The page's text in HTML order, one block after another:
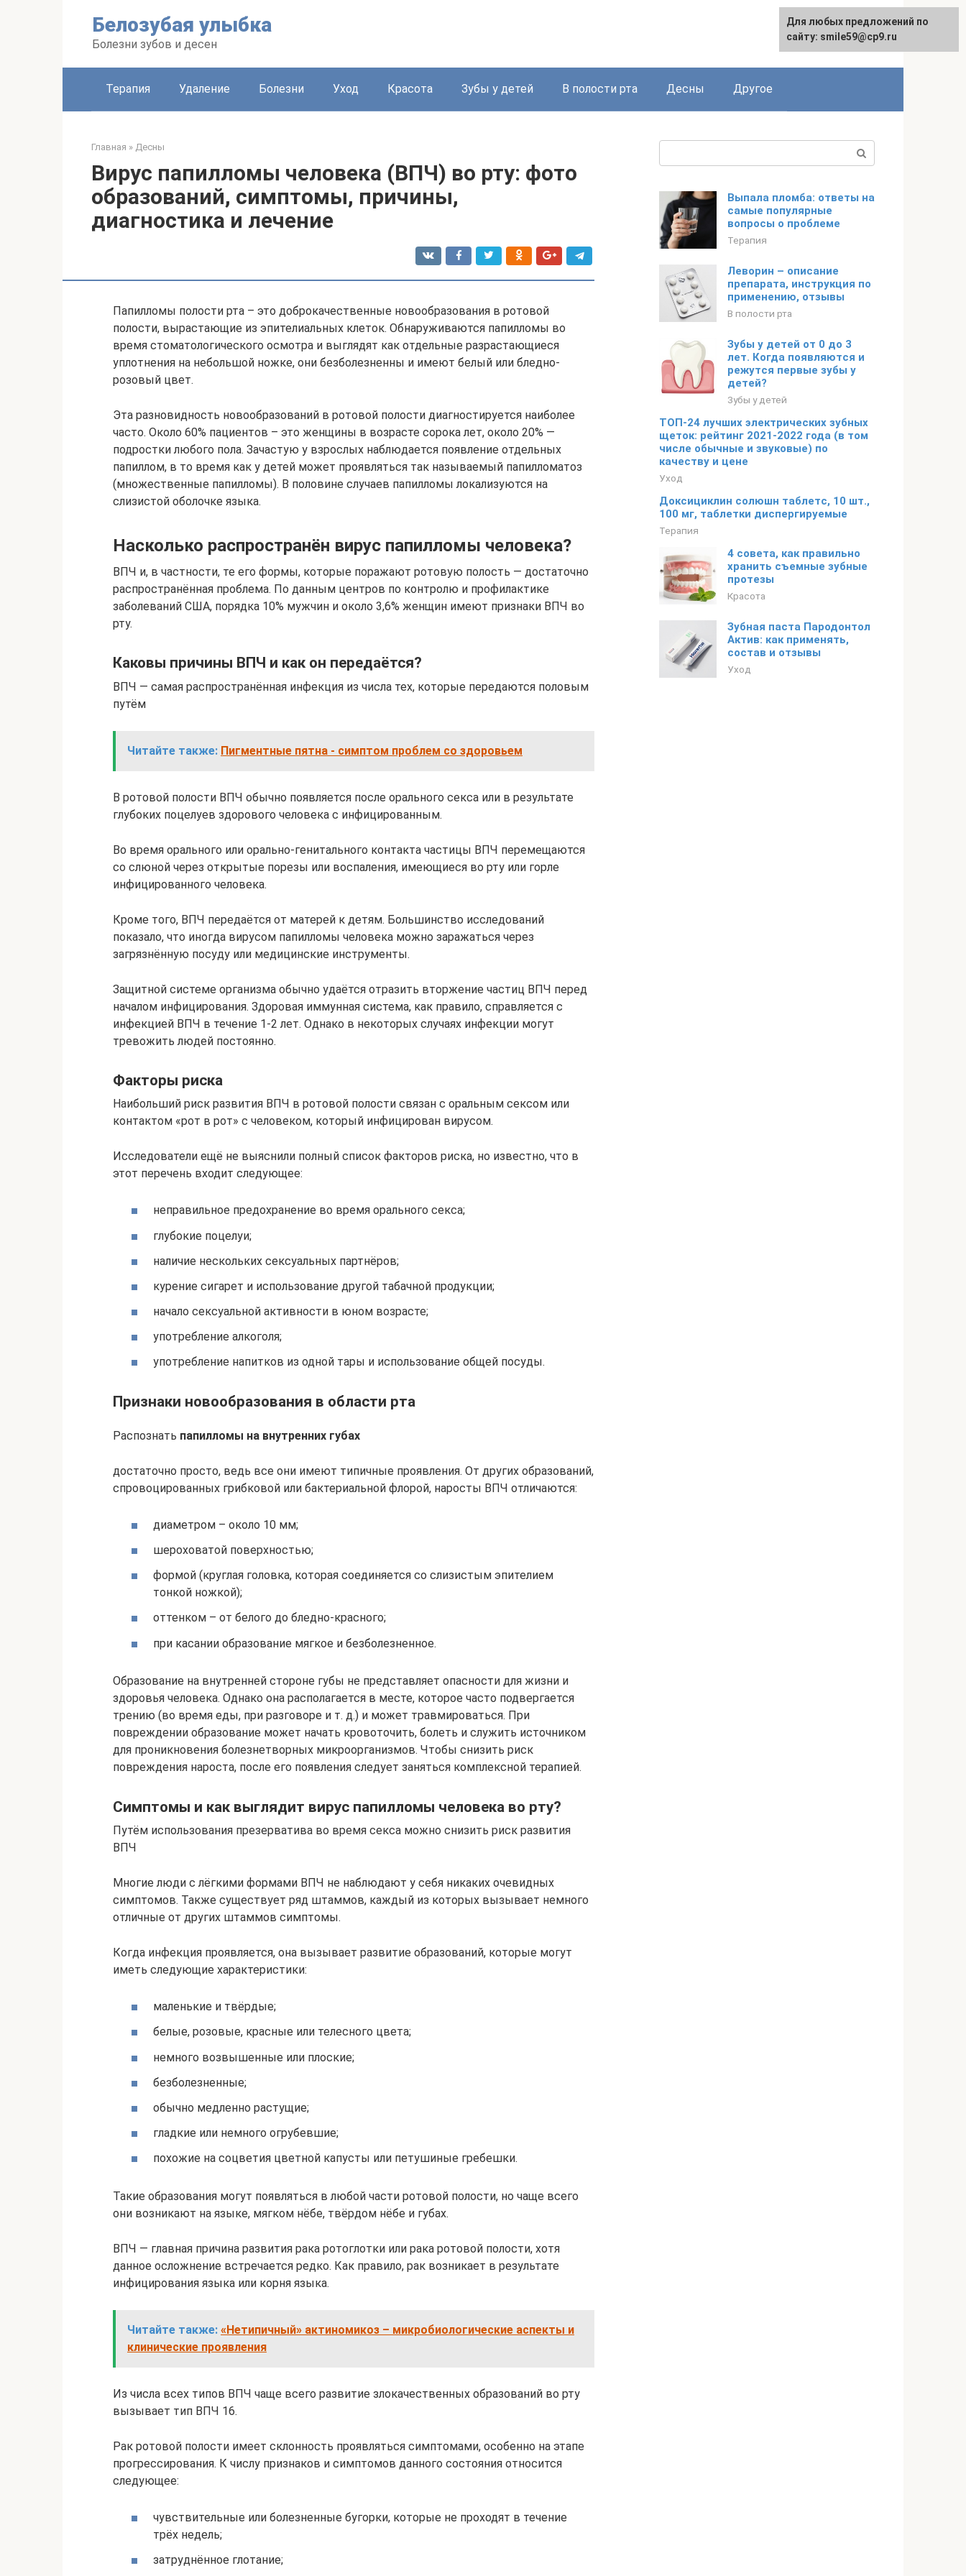
Белозубая улыбка
Болезни зубов и десен
Терапия Удаление Болезни Уход Красота Зубы у детей В полости рта Десны Другое
Главная » Десны
Вирус папилломы человека (ВПЧ) во рту: фото
образований, симптомы, причины,
диагностика и лечение
Папилломы полости рта – это доброкачественные новообразования в ротовой
полости, вырастающие из эпителиальных клеток. Обнаруживаются папилломы во
время стоматологического осмотра и выглядят как отдельные разрастающиеся
уплотнения на небольшой ножке, они безболезненны и имеют белый или бледно-
розовый цвет.
Эта разновидность новообразований в ротовой полости диагностируется наиболее
часто. Около 60% пациентов – это женщины в возрасте сорока лет, около 20% —
подростки любого пола. Зачастую у взрослых наблюдается появление отдельных
папиллом, в то время как у детей может проявляться так называемый папилломатоз
(множественные папилломы). В половине случаев папилломы локализуются на
слизистой оболочке языка.
Насколько распространён вирус папилломы человека?
ВПЧ и, в частности, те его формы, которые поражают ротовую полость — достаточно
распространённая проблема. По данным центров по контролю и профилактике
заболеваний США, порядка 10% мужчин и около 3,6% женщин имеют признаки ВПЧ во
рту.
Каковы причины ВПЧ и как он передаётся?
ВПЧ — самая распространённая инфекция из числа тех, которые передаются половым
путём
Читайте также: Пигментные пятна - симптом проблем со здоровьем
В ротовой полости ВПЧ обычно появляется после орального секса или в результате
глубоких поцелуев здорового человека с инфицированным.
Во время орального или орально-генитального контакта частицы ВПЧ перемещаются
со слюной через открытые порезы или воспаления, имеющиеся во рту или горле
инфицированного человека.
Кроме того, ВПЧ передаётся от матерей к детям. Большинство исследований
показало, что иногда вирусом папилломы человека можно заражаться через
загрязнённую посуду или медицинские инструменты.
Защитной системе организма обычно удаётся отразить вторжение частиц ВПЧ перед
началом инфицирования. Здоровая иммунная система, как правило, справляется с
инфекцией ВПЧ в течение 1-2 лет. Однако в некоторых случаях инфекции могут
тревожить людей постоянно.
Факторы риска
Наибольший риск развития ВПЧ в ротовой полости связан с оральным сексом или
контактом «рот в рот» с человеком, который инфицирован вирусом.
Исследователи ещё не выяснили полный список факторов риска, но известно, что в
этот перечень входит следующее:
неправильное предохранение во время орального секса;
глубокие поцелуи;
наличие нескольких сексуальных партнёров;
курение сигарет и использование другой табачной продукции;
начало сексуальной активности в юном возрасте;
употребление алкоголя;
употребление напитков из одной тары и использование общей посуды.
Признаки новообразования в области рта
Распознать папилломы на внутренних губах
достаточно просто, ведь все они имеют типичные проявления. От других образований,
спровоцированных грибковой или бактериальной флорой, наросты ВПЧ отличаются:
диаметром – около 10 мм;
шероховатой поверхностью;
формой (круглая головка, которая соединяется со слизистым эпителием
тонкой ножкой);
оттенком – от белого до бледно-красного;
при касании образование мягкое и безболезненное.
Образование на внутренней стороне губы не представляет опасности для жизни и
здоровья человека. Однако она располагается в месте, которое часто подвергается
трению (во время еды, при разговоре и т. д.) и может травмироваться. При
повреждении образование может начать кровоточить, болеть и служить источником
для проникновения болезнетворных микроорганизмов. Чтобы снизить риск
повреждения нароста, после его появления следует заняться комплексной терапией.
Симптомы и как выглядит вирус папилломы человека во рту?
Путём использования презерватива во время секса можно снизить риск развития
ВПЧ
Многие люди с лёгкими формами ВПЧ не наблюдают у себя никаких очевидных
симптомов. Также существует ряд штаммов, каждый из которых вызывает немного
отличные от других штаммов симптомы.
Когда инфекция проявляется, она вызывает развитие образований, которые могут
иметь следующие характеристики:
маленькие и твёрдые;
белые, розовые, красные или телесного цвета;
немного возвышенные или плоские;
безболезненные;
обычно медленно растущие;
гладкие или немного огрубевшие;
похожие на соцветия цветной капусты или петушиные гребешки.
Такие образования могут появляться в любой части ротовой полости, но чаще всего
они возникают на языке, мягком нёбе, твёрдом нёбе и губах.
ВПЧ — главная причина развития рака ротоглотки или рака ротовой полости, хотя
данное осложнение встречается редко. Как правило, рак возникает в результате
инфицирования языка или корня языка.
Читайте также: «Нетипичный» актиномикоз – микробиологические аспекты и
клинические проявления
Из числа всех типов ВПЧ чаще всего развитие злокачественных образований во рту
вызывает тип ВПЧ 16.
Рак ротовой полости имеет склонность проявляться симптомами, особенно на этапе
прогрессирования. К числу признаков и симптомов данного состояния относится
следующее:
чувствительные или болезненные бугорки, которые не проходят в течение
трёх недель;
затруднённое глотание;
Выпала пломба: ответы на
самые популярные
вопросы о проблеме
Терапия
Леворин – описание
препарата, инструкция по
применению, отзывы
В полости рта
Зубы у детей от 0 до 3
лет. Когда появляются и
режутся первые зубы у
детей?
Зубы у детей
ТОП-24 лучших электрических зубных
щеток: рейтинг 2021-2022 года (в том
числе обычные и звуковые) по
качеству и цене
Уход
Доксициклин солюшн таблетс, 10 шт.,
100 мг, таблетки диспергируемые
Терапия
4 совета, как правильно
хранить съемные зубные
протезы
Красота
Зубная паста Пародонтол
Актив: как применять,
состав и отзывы
Уход
Для любых предложений по
сайту: smile59@cp9.ru